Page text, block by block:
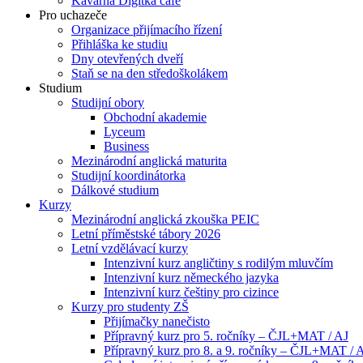
Pro uchazeče
Organizace přijímacího řízení
Přihláška ke studiu
Dny otevřených dveří
Staň se na den středoškolákem
Studium
Studijní obory
Obchodní akademie
Lyceum
Business
Mezinárodní anglická maturita
Studijní koordinátorka
Dálkové studium
Kurzy
Mezinárodní anglická zkouška PEIC
Letní příměstské tábory 2026
Letní vzdělávací kurzy
Intenzivní kurz angličtiny s rodilým mluvčím
Intenzivní kurz německého jazyka
Intenzivní kurz češtiny pro cizince
Kurzy pro studenty ZŠ
Přijímačky nanečisto
Přípravný kurz pro 5. ročníky – ČJL+MAT / AJ
Přípravný kurz pro 8. a 9. ročníky – ČJL+MAT /